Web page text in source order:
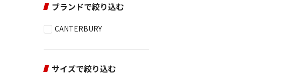
ブランドで絞り込む
CANTERBURY
サイズで絞り込む